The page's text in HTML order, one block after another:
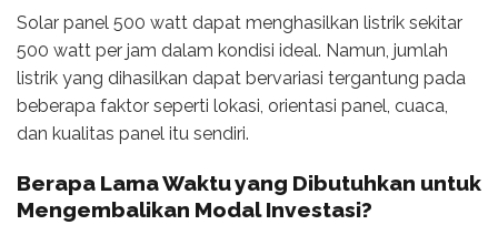
Solar panel 500 watt dapat menghasilkan listrik sekitar
500 watt per jam dalam kondisi ideal. Namun, jumlah
listrik yang dihasilkan dapat bervariasi tergantung pada
beberapa faktor seperti lokasi, orientasi panel, cuaca,
dan kualitas panel itu sendiri.
Berapa Lama Waktu yang Dibutuhkan untuk
Mengembalikan Modal Investasi?